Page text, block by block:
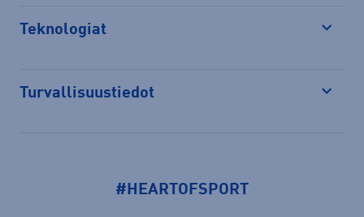
Teknologiat
Turvallisuustiedot
#HEARTOFSPORT